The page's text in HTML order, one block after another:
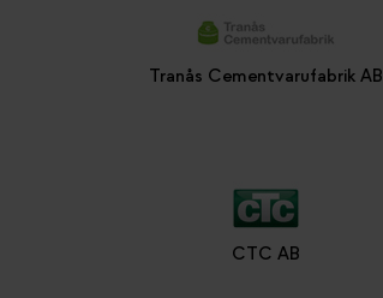
Tranås Cementvarufabrik AB
CTC AB